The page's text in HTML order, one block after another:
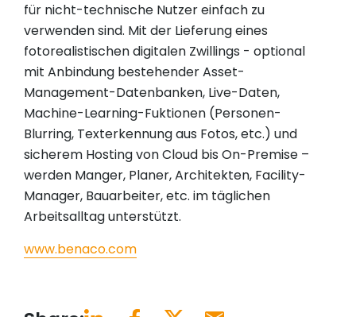
für nicht-technische Nutzer einfach zu
verwenden sind. Mit der Lieferung eines
fotorealistischen digitalen Zwillings - optional
mit Anbindung bestehender Asset-
Management-Datenbanken, Live-Daten,
Machine-Learning-Fuktionen (Personen-
Blurring, Texterkennung aus Fotos, etc.) und
sicherem Hosting von Cloud bis On-Premise –
werden Manger, Planer, Architekten, Facility-
Manager, Bauarbeiter, etc. im täglichen
Arbeitsalltag unterstützt.
www.benaco.com